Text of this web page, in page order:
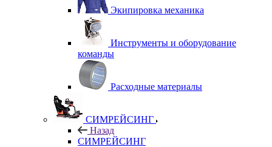
Экипировка механика
Инструменты и оборудование
команды
Расходные материалы
СИМРЕЙСИНГ
Назад
СИМРЕЙСИНГ